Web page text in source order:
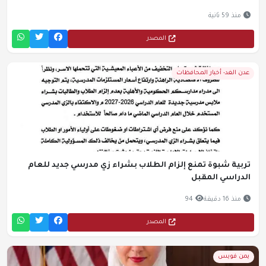
منذ 59 ثانية
المصدر
عدن الغد- أخبار المحافظات
تربية شبوة تمنع إلزام الطلاب بشراء زي مدرسي جديد للعام
الدراسي المقبل
منذ 16 دقيقة 94
المصدر
يمن فويس